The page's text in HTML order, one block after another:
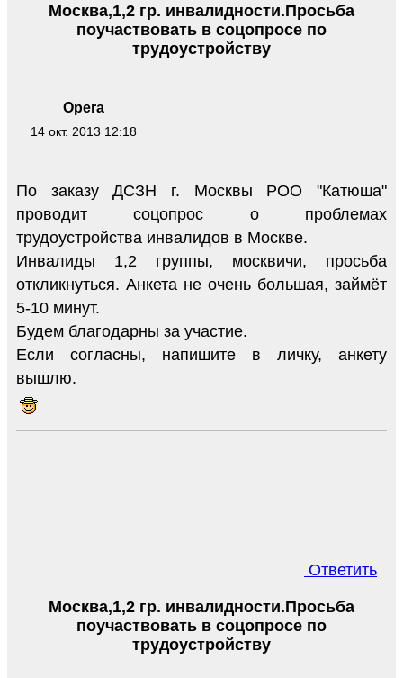
Opera
14 окт. 2013 12:18
Москва,1,2 гр. инвалидности.Просьба
поучаствовать в соцопросе по
трудоустройству
По заказу ДСЗН г. Москвы РОО "Катюша"
проводит соцопрос о проблемах
трудоустройства инвалидов в Москве.
Инвалиды 1,2 группы, москвичи, просьба
откликнуться. Анкета не очень большая, займёт
5-10 минут.
Будем благодарны за участие.
Если согласны, напишите в личку, анкету
вышлю.
Ответить
Москва,1,2 гр. инвалидности.Просьба
поучаствовать в соцопросе по
трудоустройству